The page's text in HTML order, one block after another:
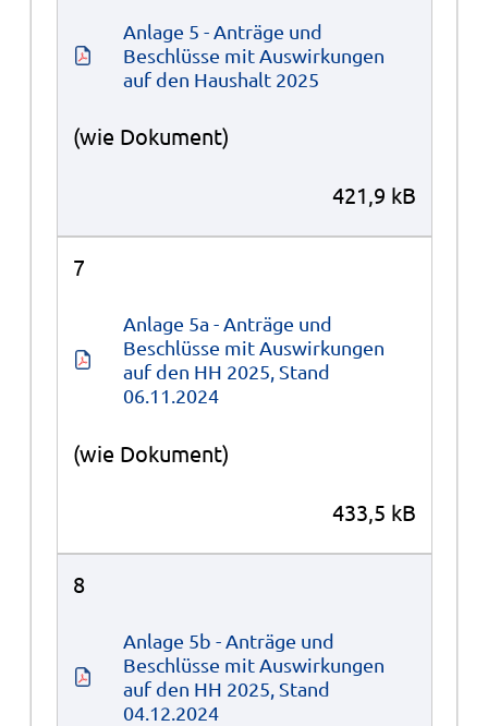
Anlage 5 - Anträge und
Beschlüsse mit Auswirkungen
auf den Haushalt 2025
(wie Dokument)
421,9 kB
7
Anlage 5a - Anträge und
Beschlüsse mit Auswirkungen
auf den HH 2025, Stand
06.11.2024
(wie Dokument)
433,5 kB
8
Anlage 5b - Anträge und
Beschlüsse mit Auswirkungen
auf den HH 2025, Stand
04.12.2024